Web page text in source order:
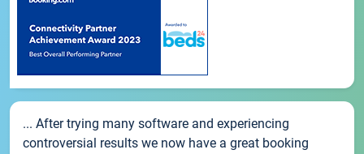
... After trying many software and experiencing
controversial results we now have a great booking